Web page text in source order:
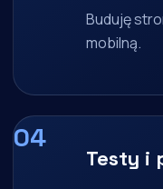
Buduję
mobilną.
Testy i